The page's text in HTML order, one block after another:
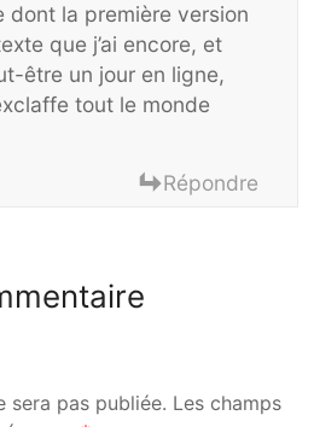
dont la première version
que j’ai encore, et
être un jour en ligne,
tout le monde
Répondre
sera pas publiée. Les champs